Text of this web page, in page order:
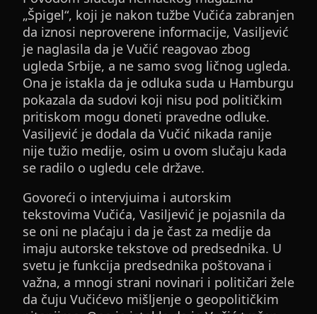
„Špigel“, koji je nakon tužbe Vučića zabranjen
da iznosi neproverene informacije, Vasiljević
je naglasila da je Vučić reagovao zbog
ugleda Srbije, a ne samo svog ličnog ugleda.
Ona je istakla da je odluka suda u Hamburgu
pokazala da sudovi koji nisu pod političkim
pritiskom mogu doneti pravedne odluke.
Vasiljević je dodala da Vučić nikada ranije
nije tužio medije, osim u ovom slučaju kada
se radilo o ugledu cele države.
Govoreći o intervjuima i autorskim
tekstovima Vučića, Vasiljević je pojasnila da
se oni ne plaćaju i da je čast za medije da
imaju autorske tekstove od predsednika. U
svetu je funkcija predsednika poštovana i
važna, a mnogi strani novinari i političari žele
da čuju Vučićevo mišljenje o geopolitičkim